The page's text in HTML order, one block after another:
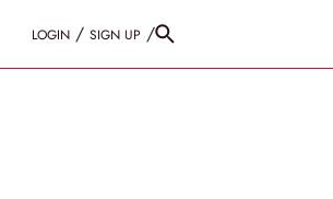
LOGIN / SIGN UP /